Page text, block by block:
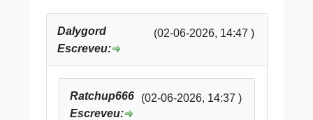
(02-06-2026, 14:47 )
Dalygord
Escreveu:
(02-06-2026, 14:37 )
Ratchup666
Escreveu: